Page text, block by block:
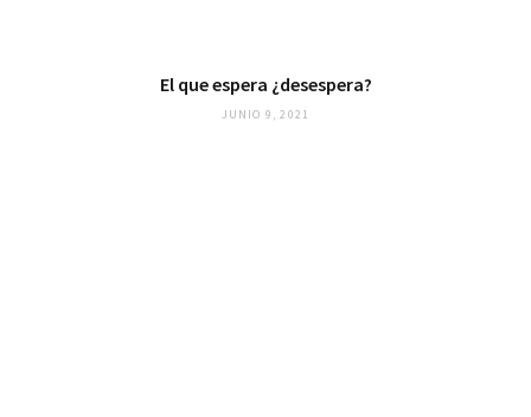
El que espera ¿desespera?
JUNIO 9, 2021